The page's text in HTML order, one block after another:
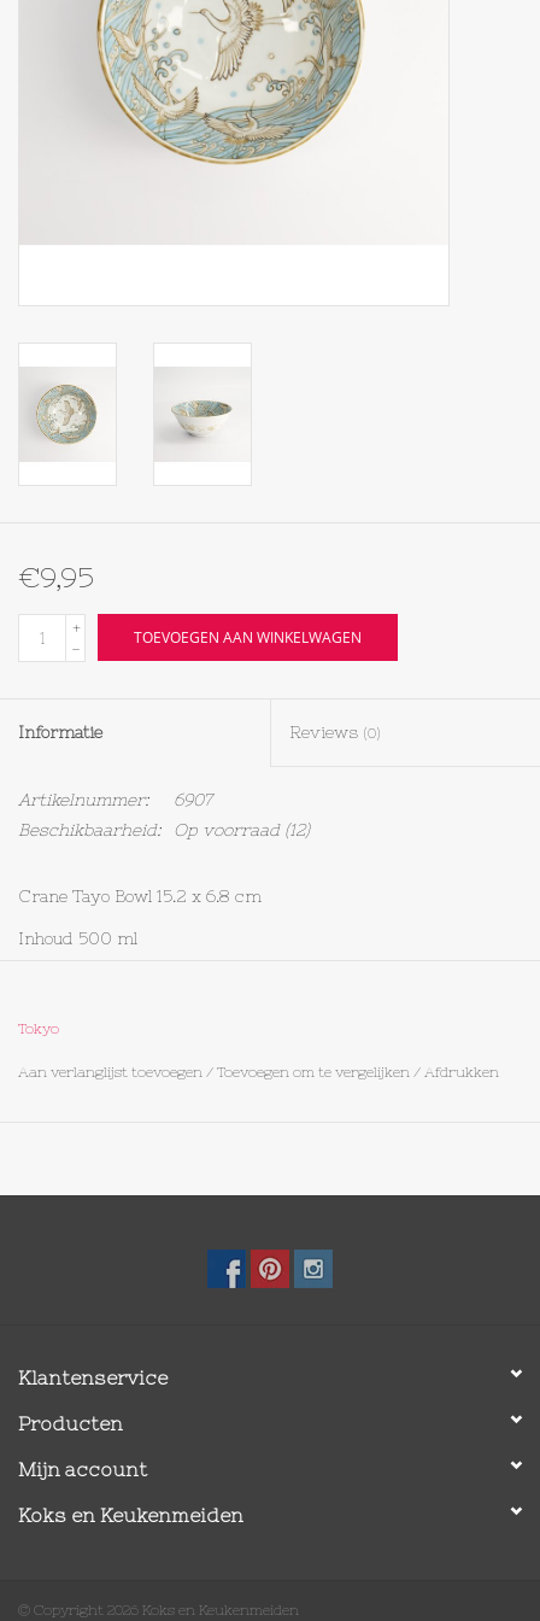
Koffie & Thee
Food
Textiel
Bakken
Hout
Olieflessen
€9,95
+
-
TOEVOEGEN AAN WINKELWAGEN
Informatie Reviews (0)
Artikelnummer:
6907
Beschikbaarheid:
Op voorraad(12)
Crane Tayo Bowl 15.2 x 6.8 cm
Inhoud 500 ml
Tokyo
Aan verlanglijst toevoegen / Toevoegen om te vergelijken / Afdrukken
Klantenservice
Producten
Mijn account
Koks en Keukenmeiden
© Copyright 2026 Koks en Keukenmeiden